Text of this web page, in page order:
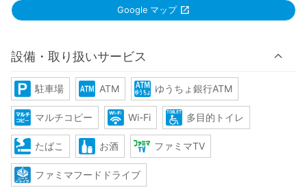
Google マップ
設備・取り扱いサービス
駐車場 ATM ゆうちょ銀行ATM
マルチコピー Wi-Fi 多目的トイレ
たばこ お酒 ファミマTV
ファミマフードドライブ